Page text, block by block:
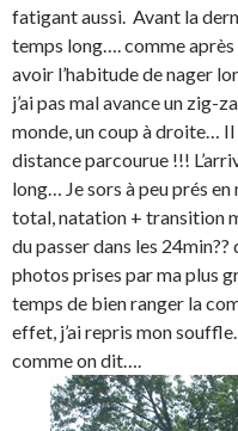
fatigant aussi. Avant la
temps long…. comme
avoir l’habitude de nager
j’ai pas mal avance un zig-
monde, un coup à droite… Il
distance parcourue !!!
long… Je sors à peu prés
total, natation + transition
du passer dans les 24min??
photos prises par ma plus
temps de bien ranger la
effet, j’ai repris mon
comme on dit….